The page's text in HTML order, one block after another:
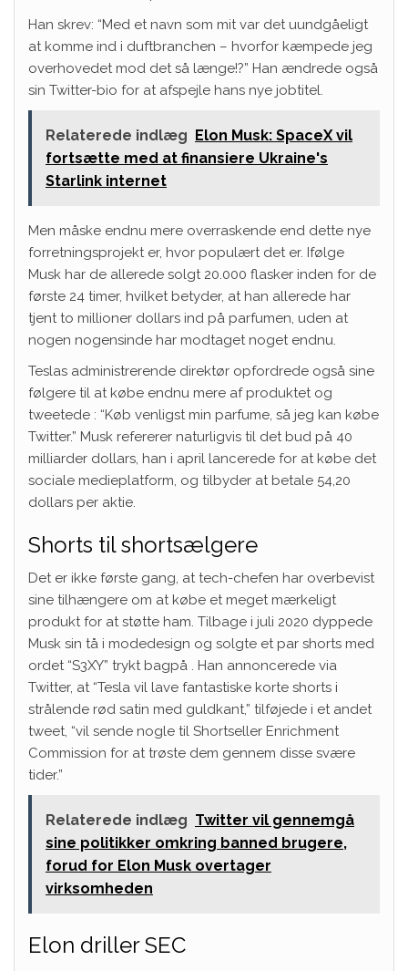
Han skrev: “Med et navn som mit var det uundgåeligt
at komme ind i duftbranchen – hvorfor kæmpede jeg
overhovedet mod det så længe!?” Han ændrede også
sin Twitter-bio for at afspejle hans nye jobtitel.
Relaterede indlæg Elon Musk: SpaceX vil
fortsætte med at finansiere Ukraine's
Starlink internet
Men måske endnu mere overraskende end dette nye
forretningsprojekt er, hvor populært det er. Ifølge
Musk har de allerede solgt 20.000 flasker inden for de
første 24 timer, hvilket betyder, at han allerede har
tjent to millioner dollars ind på parfumen, uden at
nogen nogensinde har modtaget noget endnu.
Teslas administrerende direktør opfordrede også sine
følgere til at købe endnu mere af produktet og
tweetede : “Køb venligst min parfume, så jeg kan købe
Twitter.” Musk refererer naturligvis til det bud på 40
milliarder dollars, han i april lancerede for at købe det
sociale medieplatform, og tilbyder at betale 54,20
dollars per aktie.
Shorts til shortsælgere
Det er ikke første gang, at tech-chefen har overbevist
sine tilhængere om at købe et meget mærkeligt
produkt for at støtte ham. Tilbage i juli 2020 dyppede
Musk sin tå i modedesign og solgte et par shorts med
ordet “S3XY” trykt bagpå . Han annoncerede via
Twitter, at “Tesla vil lave fantastiske korte shorts i
strålende rød satin med guldkant,” tilføjede i et andet
tweet, “vil sende nogle til Shortseller Enrichment
Commission for at trøste dem gennem disse svære
tider.”
Relaterede indlæg Twitter vil gennemgå
sine politikker omkring banned brugere,
forud for Elon Musk overtager
virksomheden
Elon driller SEC